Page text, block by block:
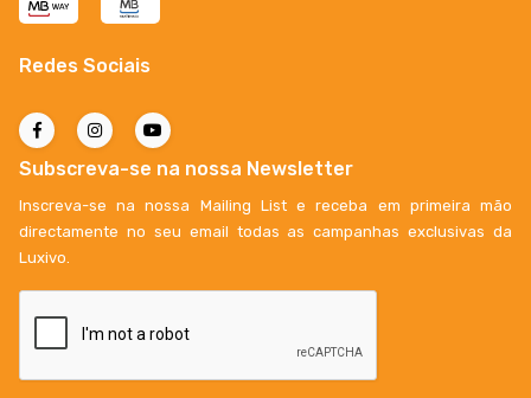
Redes Sociais
Subscreva-se na nossa Newsletter
Inscreva-se na nossa Mailing List e receba em primeira mão
directamente no seu email todas as campanhas exclusivas da
Luxivo.